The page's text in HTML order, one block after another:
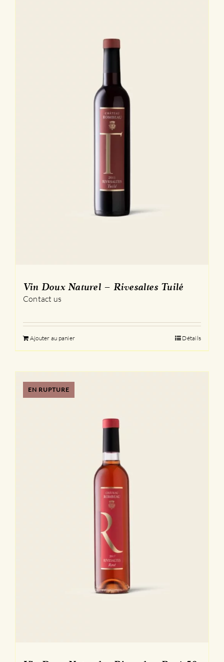
Vin Doux Naturel – Rivesaltes Tuilé
Contact us
Ajouter au panier Détails
EN RUPTURE